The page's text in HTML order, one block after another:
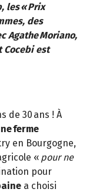
les « Prix
des
Agathe Moriano,
Cocebi est
de 30 ans ! À
ferme
en Bourgogne,
« pour ne
pour
a choisi